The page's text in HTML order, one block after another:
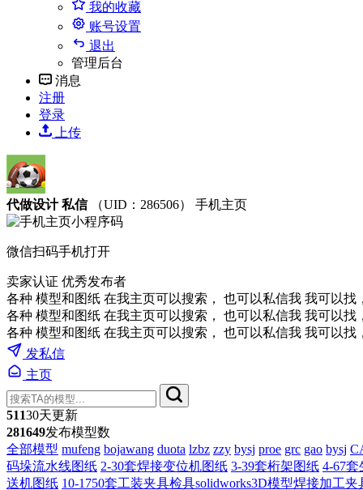
我的收藏
账号设置
退出
管理后台
消息
注册
登录
上传
代做设计 私信 （UID：286506） 手机主页
微信扫码手机打开
卖家认证 优秀发布者
各种 模型和图纸 在我主页可以搜索， 也可以私信我 我可以找
各种 模型和图纸 在我主页可以搜索， 也可以私信我 我可以找
各种 模型和图纸 在我主页可以搜索， 也可以私信我 我可以找
发私信
主页
51130天更新
281649发布模型数
全部模型 mufeng bojawang duota lzbz zzy bysj proe grc gao bysj
码垛流水线图纸 2-30套焊接变位机图纸 3-39套桁架图纸 4-67
送机图纸 10-1750套工装夹具检具solidworks3D模型焊接加工